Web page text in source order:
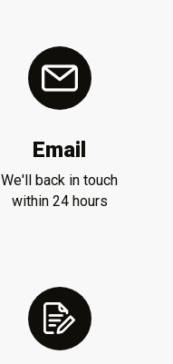
Email
We'll back in touch
within 24 hours